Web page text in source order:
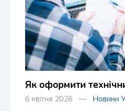
Як оформити
6 квітня 2026 — Новини